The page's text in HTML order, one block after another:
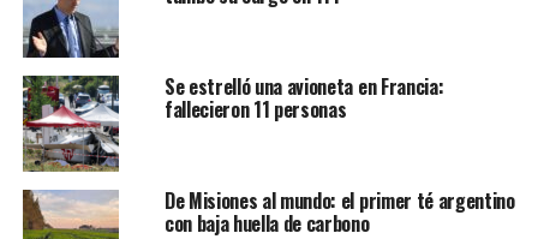
Se estrelló una avioneta en Francia:
fallecieron 11 personas
De Misiones al mundo: el primer té argentino
con baja huella de carbono